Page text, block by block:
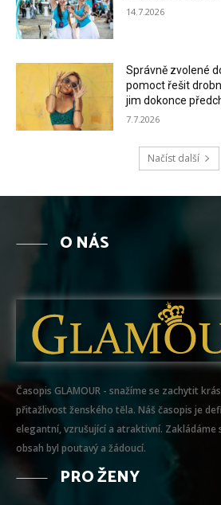
14.7.2026
Správně zvolené
pomoct řešit
jim dokonce
7.7.2026
Načíst další
O NÁS
Časopis GLAMOUR - snažíme se zachytit
přitažlivost ženského těla. Náš časopis je
elegantní, vzrušující a atraktivní. Zakládáme
obsah byl poutavý a žádoucí.
PRO ŽENY